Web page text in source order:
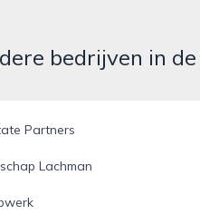
bedrijven in
Partners
Lachman